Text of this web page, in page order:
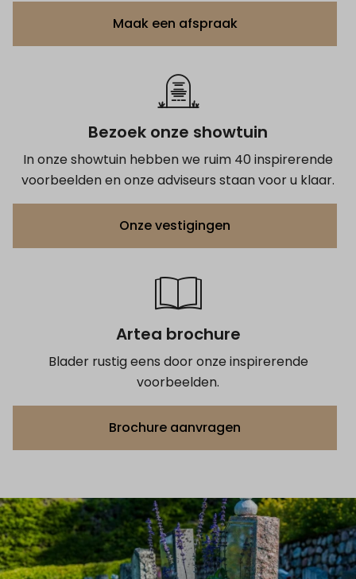
Maak een afspraak
Bezoek onze showtuin
In onze showtuin hebben we ruim 40 inspirerende
voorbeelden en onze adviseurs staan voor u klaar.
Onze vestigingen
Artea brochure
Blader rustig eens door onze inspirerende
voorbeelden.
Brochure aanvragen